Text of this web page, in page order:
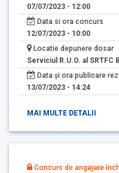
07/07/2023 - 12:00
Data si ora concurs
12/07/2023 - 10:00
Locatie depunere dosar
Serviciul R.U.O. al SRTFC
Data și ora publicare
13/07/2023 - 14:24
MAI MULTE DETALII
Concurs de angajare